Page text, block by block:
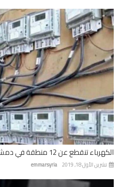
تنقطع عن 12 منطقة في دمشق غداً
emmarsyria الأول 18, 2019